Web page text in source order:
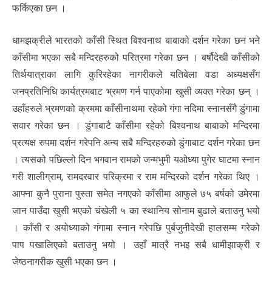
फर्किएका छन ।
धामझक्रीले भारतको काँसी स्थित बिश्वनाथ बाबाको दर्शन गरेका छन भने
काँसीमा भएका सबै मन्दिरहरुको परित्रमा गरेका छन । बर्षौदेखी काँसीको
तिर्थयात्राका लागि कुरिरहेका नागरीकले यतिबेला वडा अध्यक्षसँग
जनप्रतिनिधि कार्यत्रमबाट भ्रमण गर्न पाएकोमा खुसी व्यक्त गरेका छन् ।
उहाँहरुले भ्रमणको क्रममा काँसीनाथमा रहेको गंगा नदिमा स्नानसँगै डुंगामा
सवार गरेका छन । डुंगाबाटै काँसीमा रहेको बिश्वनाथ बाबाको मन्दिरमा
प्रत्यक्ष रुपमा दर्शन गरेपनि अन्य सबै मन्दिरहरुको डुंगाबाट दर्शन गरेका छन
। त्यसको पछिल्लो दिन भगवान रामको जन्मभुमी यओध्या पुगेर घाटमा स्नान
गरी शालीग्राम, रामदरवार परिक्रमा र राम मन्दिरको दर्शन गरेका थिए ।
आफ्ना कुनै पुराना पुस्ता समेत नगएको काँसीमा आफुले ७५ बर्षको उमेरमा
जान पाउँदा खुसी भएको चंखेली ५ का स्थानिय सोनाम बुढाले बताउनु भयो
। काँसी र अयोध्याको गंगामा स्नान गरेपछि पुर्बजुनीदेखी हालसम्म गरेको
पाप पखालिएको बताउनु भयो । उहाँ मात्रै नभइ सबै धामीझाक्री र
जेष्ठनागरीक खुसी भएका छन ।